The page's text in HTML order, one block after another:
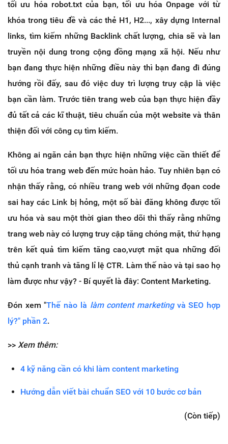
tối ưu hóa robot.txt của bạn, tối ưu hóa Onpage với từ
khóa trong tiêu đề và các thẻ H1, H2..., xây dựng Internal
links, tìm kiếm những Backlink chất lượng, chia sẽ và lan
truyền nội dung trong cộng đồng mạng xã hội. Nếu như
bạn đang thực hiện những điều này thì bạn đang đi đúng
hướng rồi đấy, sau đó việc duy trì lượng truy cập là việc
bạn cần làm. Trước tiên trang web của bạn thực hiện đầy
đủ tất cả các kĩ thuật, tiêu chuẩn của một website và thân
thiện đối với công cụ tìm kiếm.
Không ai ngăn cản bạn thực hiện những việc cần thiết để
tối ưu hóa trang web đến mức hoàn hảo. Tuy nhiên bạn có
nhận thấy rằng, có nhiều trang web với những đọan code
sai hay các Link bị hỏng, một số bài đăng không được tối
ưu hóa và sau một thời gian theo dõi thì thấy rằng những
trang web này có lượng truy cập tăng chóng mặt, thứ hạng
trên kết quả tìm kiếm tăng cao,vượt mặt qua những đối
thủ cạnh tranh và tăng lỉ lệ CTR. Làm thế nào và tại sao họ
làm được như vậy? - Bí quyết là đây: Content Marketing.
Đón xem "Thế nào là làm content marketingvà SEO hợp
lý?" phần 2.
>> Xem thêm:
4 kỹ năng cần có khi làm content marketing
Hướng dẫn viết bài chuẩn SEO với 10 bước cơ bản
(Còn tiếp)